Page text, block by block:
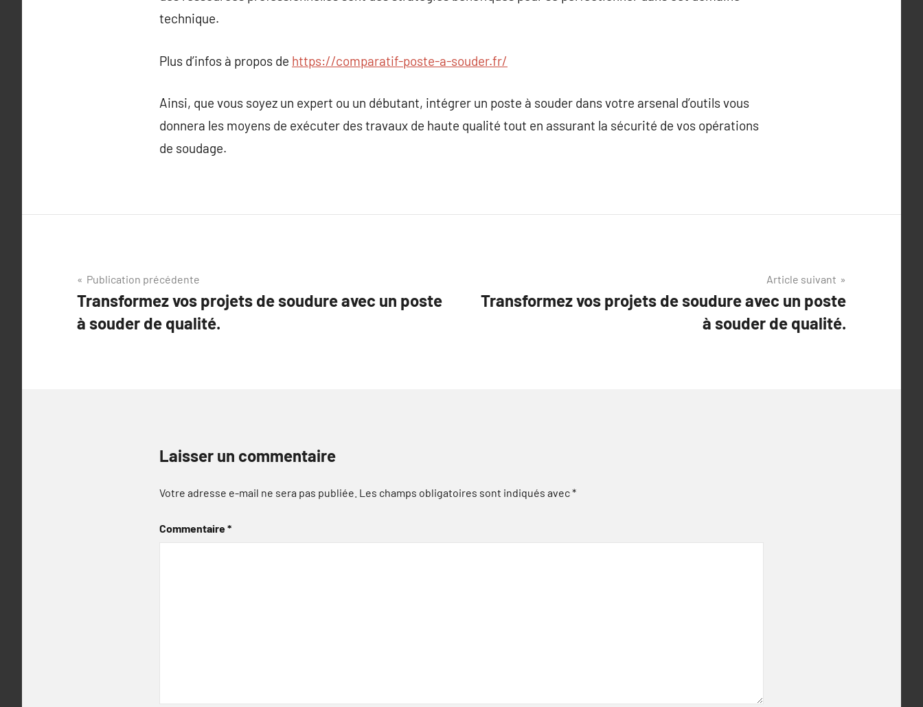
technique.
Plus d’infos à propos de https://comparatif-poste-a-souder.fr/
Ainsi, que vous soyez un expert ou un débutant, intégrer un poste à souder dans votre arsenal d’outils vous
donnera les moyens de exécuter des travaux de haute qualité tout en assurant la sécurité de vos opérations
de soudage.
Navigation
de
l’article
Publication précédente
Transformez vos projets de soudure avec un poste
à souder de qualité.
Article suivant
Transformez vos projets de soudure avec un poste
à souder de qualité.
Laisser un commentaire
Votre adresse e-mail ne sera pas publiée. Les champs obligatoires sont indiqués avec*
Commentaire*